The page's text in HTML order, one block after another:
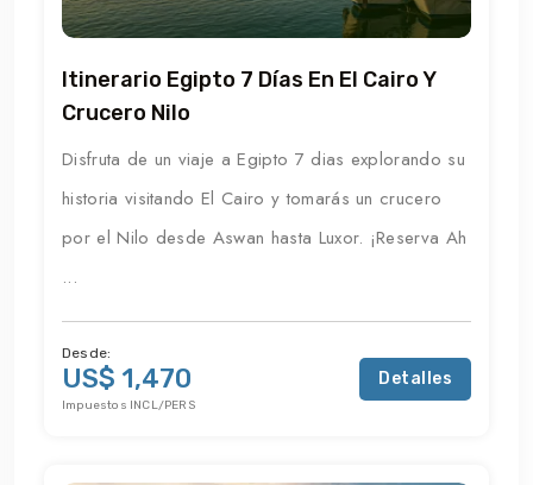
Itinerario Egipto 7 Días En El Cairo Y
Crucero Nilo
Disfruta de un viaje a Egipto 7 dias explorando su
historia visitando El Cairo y tomarás un crucero
por el Nilo desde Aswan hasta Luxor. ¡Reserva Ah
...
Desde:
US$ 1,470
Impuestos INCL/PERS
Detalles